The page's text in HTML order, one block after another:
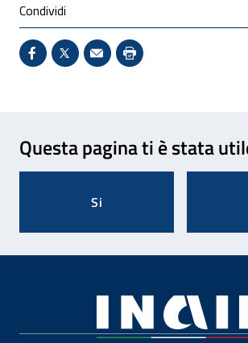
Condividi
Condividi su Facebook - Sito
X - Sito esterno - Apertura
Invio Mail: apre il
Stampa pagina:
Questa pagina ti è stata
Si